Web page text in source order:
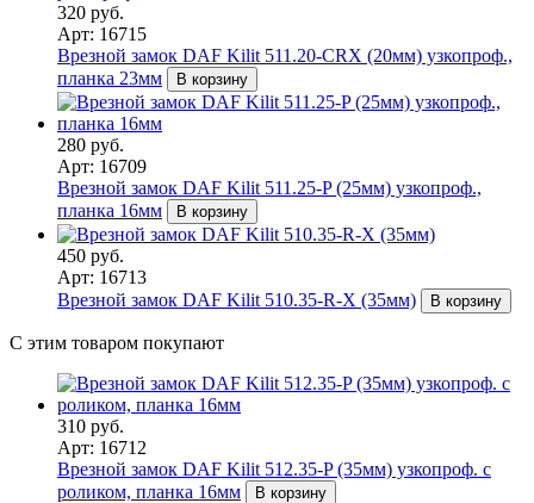
320 руб.
Арт: 16715
Врезной замок DAF Kilit 511.20-CRX (20мм) узкопроф.,
планка 23мм
В корзину
280 руб.
Арт: 16709
Врезной замок DAF Kilit 511.25-P (25мм) узкопроф.,
планка 16мм
В корзину
450 руб.
Арт: 16713
Врезной замок DAF Kilit 510.35-R-X (35мм)
В корзину
С этим товаром покупают
310 руб.
Арт: 16712
Врезной замок DAF Kilit 512.35-P (35мм) узкопроф. с
роликом, планка 16мм
В корзину